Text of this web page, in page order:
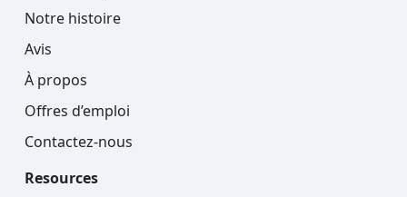
Notre histoire
Avis
À propos
Offres d’emploi
Contactez-nous
Resources